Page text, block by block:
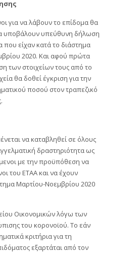
για να λάβουν το επίδομα θα
υποβάλουν υπεύθυνη δήλωση
που είχαν κατά το διάστημα
2020. Και αφού πρώτα
των στοιχείων τους από το
θα δοθεί έγκριση για την
ποσού στον τραπεζικό
να καταβληθεί σε όλους
δραστηριότητα ως
με την προϋπόθεση να
του ΕΤΑΑ και να έχουν
Μαρτίου-Νοεμβρίου 2020
Οικονομικών λόγω των
του κορονοϊού. Το εάν
κριτήρια για τη
εξαρτάται από τον